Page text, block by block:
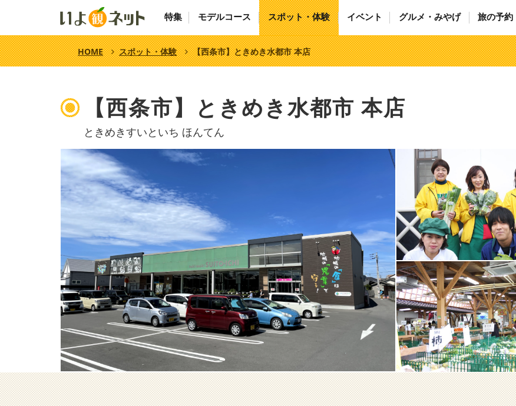
特集 モデルコース スポット・体験 イベント グルメ・みやげ 旅の予約
HOME スポット・体験 【西条市】ときめき水都市 本店
【西条市】ときめき水都市 本店
ときめきすいといち ほんてん